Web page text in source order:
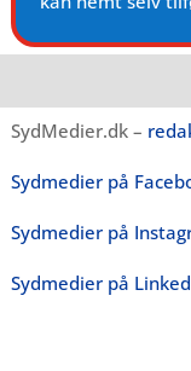
SydMedier.dk –
Sydmedier på
Sydmedier på
Sydmedier på